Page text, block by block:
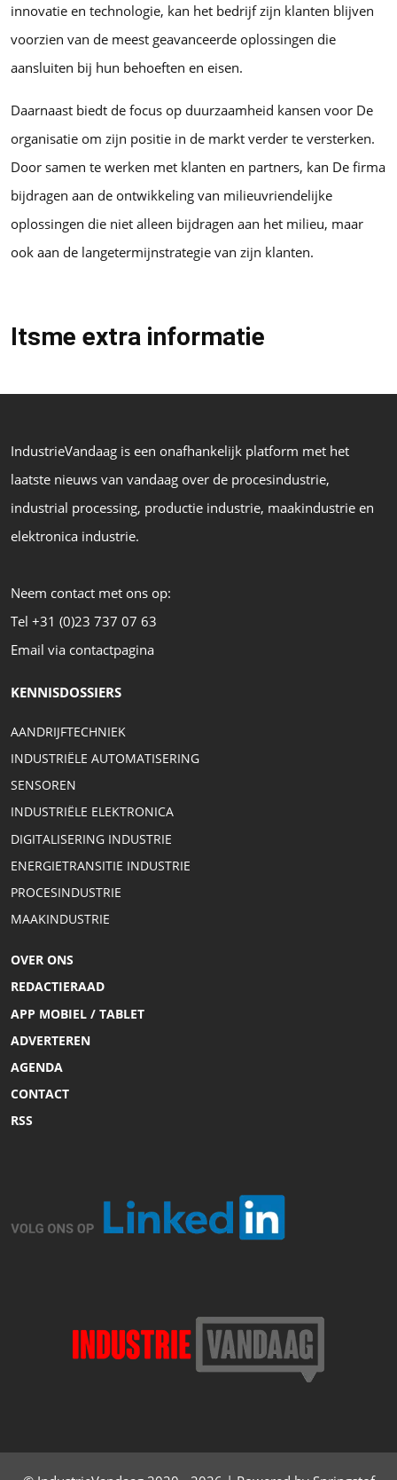
innovatie en technologie, kan het bedrijf zijn klanten blijven
voorzien van de meest geavanceerde oplossingen die
aansluiten bij hun behoeften en eisen.
Daarnaast biedt de focus op duurzaamheid kansen voor De
organisatie om zijn positie in de markt verder te versterken.
Door samen te werken met klanten en partners, kan De firma
bijdragen aan de ontwikkeling van milieuvriendelijke
oplossingen die niet alleen bijdragen aan het milieu, maar
ook aan de langetermijnstrategie van zijn klanten.
Itsme extra informatie
IndustrieVandaag is een onafhankelijk platform met het
laatste nieuws van vandaag over de procesindustrie,
industrial processing, productie industrie, maakindustrie en
elektronica industrie.
Neem contact met ons op:
Tel +31 (0)23 737 07 63
Email via contactpagina
KENNISDOSSIERS
AANDRIJFTECHNIEK
INDUSTRIËLE AUTOMATISERING
SENSOREN
INDUSTRIËLE ELEKTRONICA
DIGITALISERING INDUSTRIE
ENERGIETRANSITIE INDUSTRIE
PROCESINDUSTRIE
MAAKINDUSTRIE
OVER ONS
REDACTIERAAD
APP MOBIEL / TABLET
ADVERTEREN
AGENDA
CONTACT
RSS